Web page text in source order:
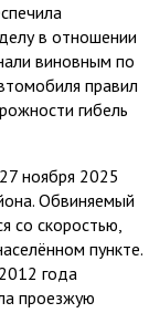
в отношении
виновным по
правил
гибель
ноября 2025
Обвиняемый
со скоростью,
пункте.
года
проезжую